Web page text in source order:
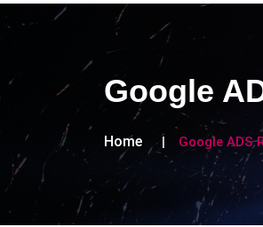
Google
Home Google ADS